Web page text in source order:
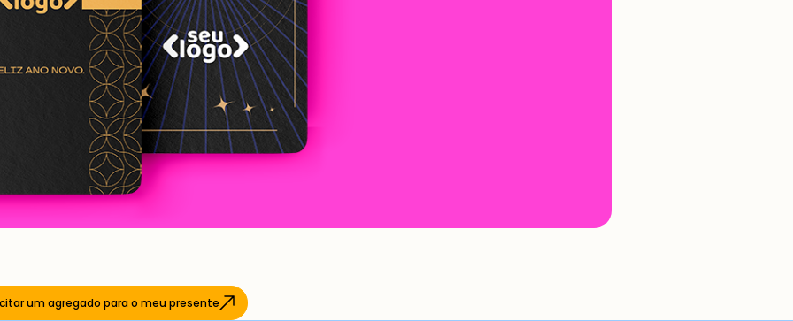
um agregado para o meu presente